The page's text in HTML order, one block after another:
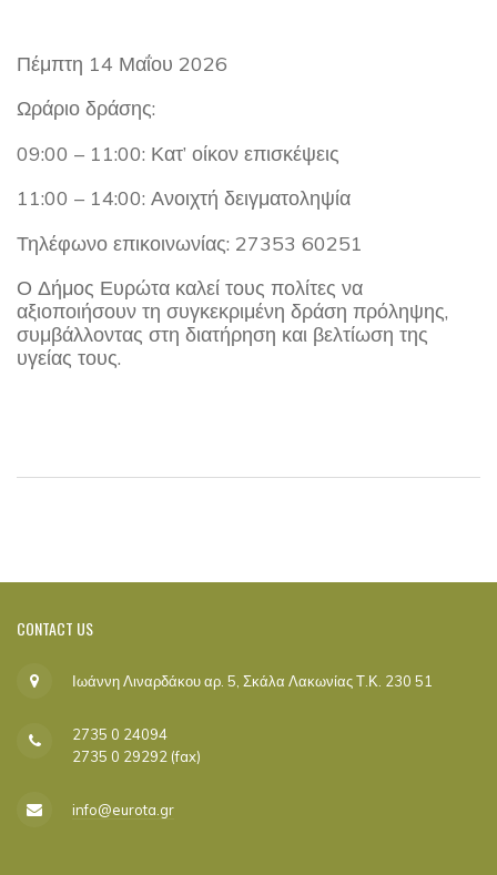
Πέμπτη 14 Μαΐου 2026
Ωράριο δράσης:
09:00 – 11:00: Κατ’ οίκον επισκέψεις
11:00 – 14:00: Ανοιχτή δειγματοληψία
Τηλέφωνο επικοινωνίας: 27353 60251
Ο Δήμος Ευρώτα καλεί τους πολίτες να
αξιοποιήσουν τη συγκεκριμένη δράση πρόληψης,
συμβάλλοντας στη διατήρηση και βελτίωση της
υγείας τους.
CONTACT US
Ιωάννη Λιναρδάκου αρ. 5, Σκάλα Λακωνίας Τ.Κ. 230 51
2735 0 24094
2735 0 29292 (fax)
info@eurota.gr